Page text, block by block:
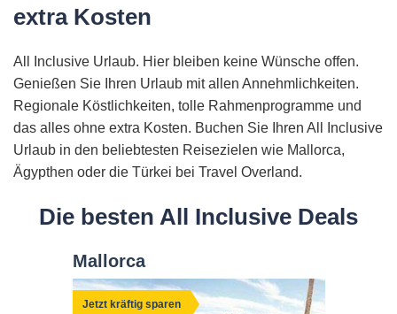
extra Kosten
All Inclusive Urlaub. Hier bleiben keine Wünsche offen.
Genießen Sie Ihren Urlaub mit allen Annehmlichkeiten.
Regionale Köstlichkeiten, tolle Rahmenprogramme und
das alles ohne extra Kosten. Buchen Sie Ihren All Inclusive
Urlaub in den beliebtesten Reisezielen wie Mallorca,
Ägypthen oder die Türkei bei Travel Overland.
Die besten All Inclusive Deals
Mallorca
Jetzt kräftig sparen